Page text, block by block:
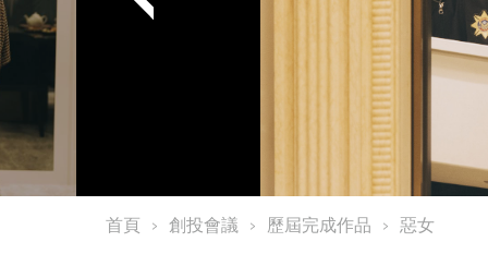
首頁 創投會議 歷屆完成作品 惡女